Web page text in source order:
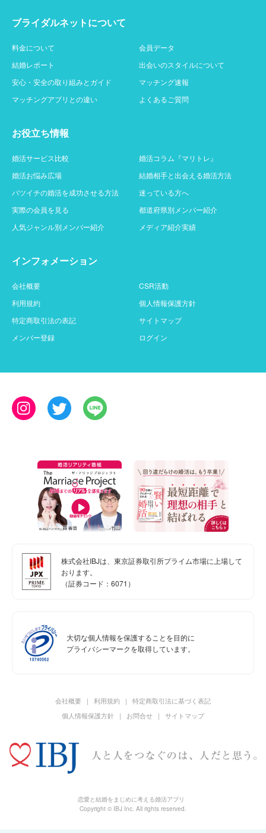
ブライダルネットについて
料金について
会員データ
結婚レポート
出会いのスタイルについて
安心・安全の取り組みとガイド
マッチング速報
マッチングアプリとの違い
よくあるご質問
お役立ち情報
婚活サービス比較
婚活コラム『マリトレ』
婚活お悩み広場
結婚相手と出会える婚活方法
バツイチの婚活を成功させる方法
迷っている方へ
実際の会員を見る
都道府県別メンバー紹介
人気ジャンル別メンバー紹介
メディア紹介実績
インフォメーション
会社概要
CSR活動
利用規約
個人情報保護方針
特定商取引法の表記
サイトマップ
メンバー登録
ログイン
株式会社IBJは、東京証券取引所プライム市場に上場して
おります。
（証券コード：6071）
大切な個人情報を保護することを目的に
プライバシーマークを取得しています。
会社概要 利用規約
特定商取引法に基づく表記
個人情報保護方針
お問合せ サイトマップ
恋愛と結婚をまじめに考える婚活アプリ
Copyright © IBJ Inc. All rights reserved.